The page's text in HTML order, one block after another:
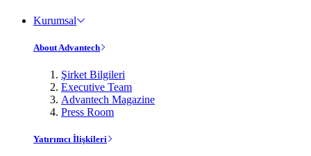
Kurumsal
About Advantech
Şirket Bilgileri
Executive Team
Advantech Magazine
Press Room
Yatırımcı İlişkileri